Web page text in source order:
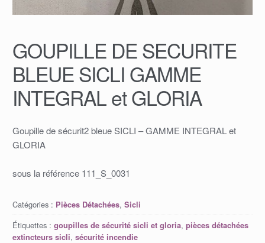
GOUPILLE DE SECURITE
BLEUE SICLI GAMME
INTEGRAL et GLORIA
Goupille de sécurit2 bleue SICLI – GAMME INTEGRAL et
GLORIA
sous la référence 111_S_0031
Catégories : Pièces Détachées, Sicli
Étiquettes : goupilles de sécurité sicli et gloria, pièces détachées
extincteurs sicli, sécurité incendie